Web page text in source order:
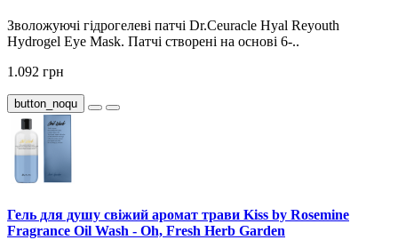
Зволожуючі гідрогелеві патчі Dr.Ceuracle Hyal Reyouth
Hydrogel Eye Mask. Патчі створені на основі 6-..
1.092 грн
button_noqu
Гель для душу свіжий аромат трави Kiss by Rosemine
Fragrance Oil Wash - Oh, Fresh Herb Garden